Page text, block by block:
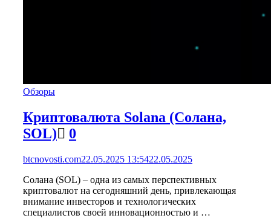
Обзоры
Криптовалюта Solana (Солана,
SOL)
0
btcnovosti.com22.05.2025 13:5422.05.2025
Солана (SOL) – одна из самых перспективных
криптовалют на сегодняшний день, привлекающая
внимание инвесторов и технологических
специалистов своей инновационностью и …